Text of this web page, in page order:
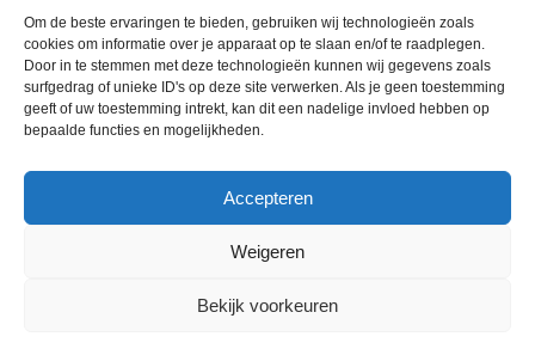
Om de beste ervaringen te bieden, gebruiken wij technologieën zoals
cookies om informatie over je apparaat op te slaan en/of te raadplegen.
Door in te stemmen met deze technologieën kunnen wij gegevens zoals
surfgedrag of unieke ID's op deze site verwerken. Als je geen toestemming
geeft of uw toestemming intrekt, kan dit een nadelige invloed hebben op
bepaalde functies en mogelijkheden.
Accepteren
Weigeren
Bekijk voorkeuren
Volle Evangelie Gemeente “de Ark”
Pr.Hendrikstraat 54,
2405 AK Alphen a/d Rijn.
voorganger@vegdeark.nl
Dagelijks woord